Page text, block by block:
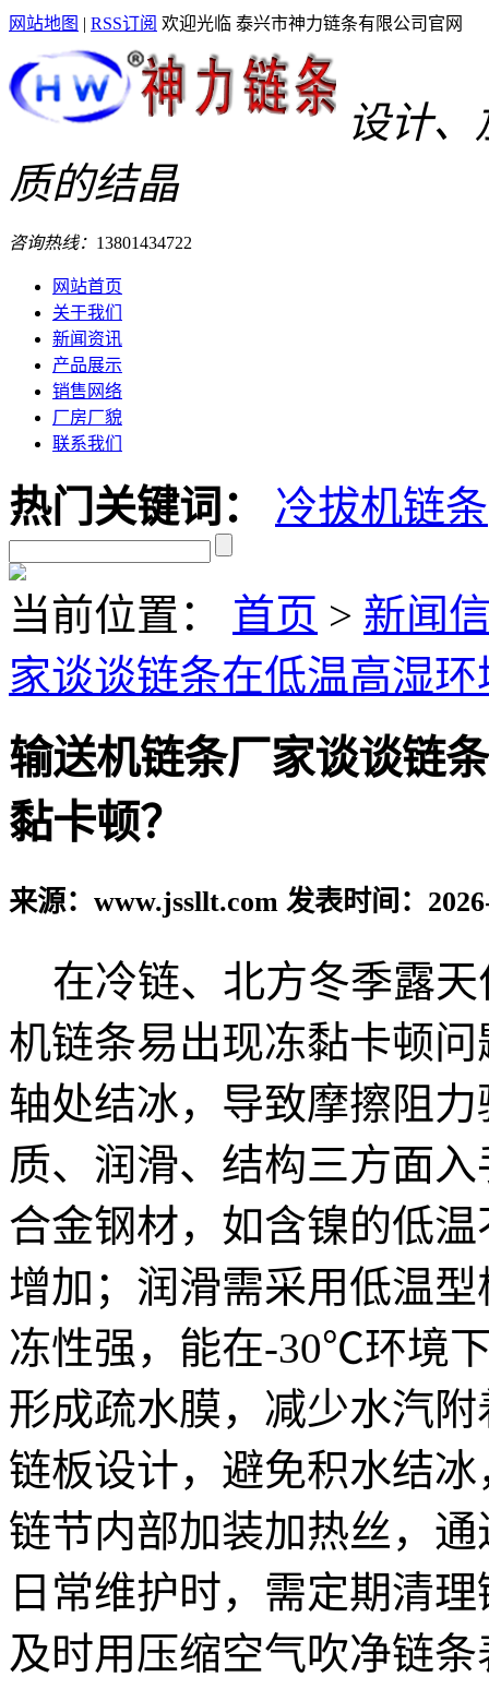
网站地图 | RSS订阅 欢迎光临 泰兴市神力链条有限公司官网
设计
质的结晶
咨询热线： 13801434722
网站首页
关于我们
新闻资讯
产品展示
销售网络
厂房厂貌
联系我们
热门关键词： 冷拔机链条
当前位置： 首页 > 新闻
家谈谈链条在低温高湿
输送机链条厂家谈谈链
黏卡顿？
来源：www.jssllt.com 发表时间：
在冷链、北方冬季露天
机链条易出现冻黏卡顿
轴处结冰，导致摩擦阻
质、润滑、结构三方面
合金钢材，如含镍的低
增加；润滑需采用低温
冻性强，能在-30℃环境
形成疏水膜，减少水汽
链板设计，避免积水结
链节内部加装加热丝，
日常维护时，需定期清
及时用压缩空气吹净链